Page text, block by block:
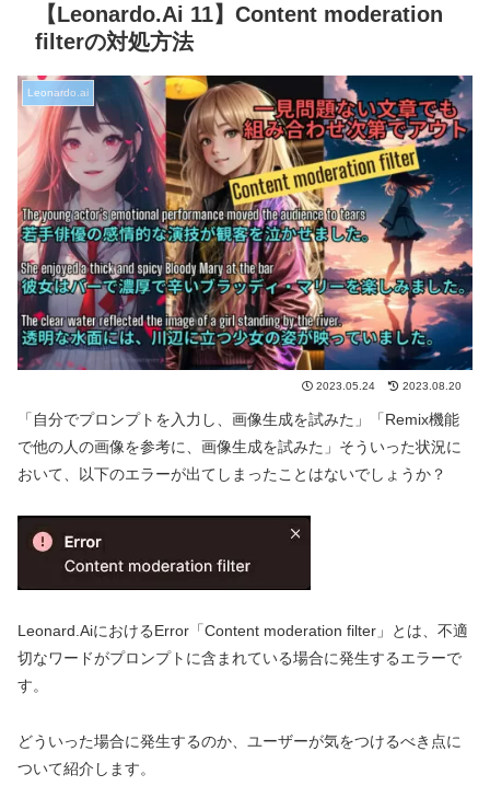
【Leonardo.Ai 11】Content moderation
filterの対処方法
Leonardo.ai
2023.05.24 2023.08.20
「自分でプロンプトを入力し、画像生成を試みた」「Remix機能
で他の人の画像を参考に、画像生成を試みた」そういった状況に
おいて、以下のエラーが出てしまったことはないでしょうか？
Leonard.AiにおけるError「Content moderation filter」とは、不適
切なワードがプロンプトに含まれている場合に発生するエラーで
す。
どういった場合に発生するのか、ユーザーが気をつけるべき点に
ついて紹介します。